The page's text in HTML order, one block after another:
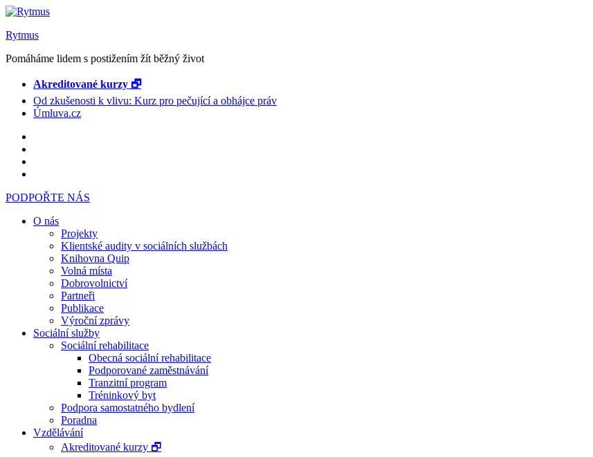
Rytmus
Pomáháme lidem s postižením žít běžný život
Akreditované kurzy 🗗
Od zkušenosti k vlivu: Kurz pro pečující a obhájce práv
Úmluva.cz
PODPOŘTE NÁS
O nás
Projekty
Klientské audity v sociálních službách
Knihovna Quip
Volná místa
Dobrovolnictví
Partneři
Publikace
Výroční zprávy
Sociální služby
Sociální rehabilitace
Obecná sociální rehabilitace
Podporované zaměstnávání
Tranzitní program
Tréninkový byt
Podpora samostatného bydlení
Poradna
Vzdělávání
Akreditované kurzy 🗗